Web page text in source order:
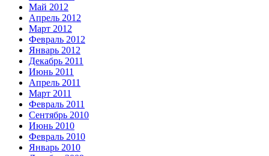
Май 2012
Апрель 2012
Март 2012
Февраль 2012
Январь 2012
Декабрь 2011
Июнь 2011
Апрель 2011
Март 2011
Февраль 2011
Сентябрь 2010
Июнь 2010
Февраль 2010
Январь 2010